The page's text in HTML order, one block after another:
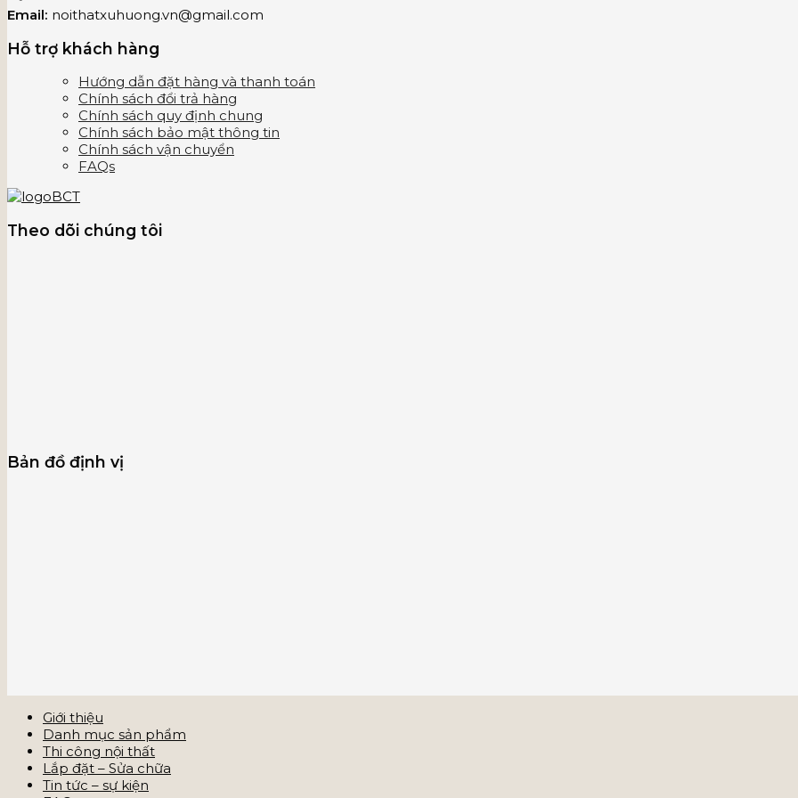
Email: noithatxuhuong.vn@gmail.com
Hỗ trợ khách hàng
Hướng dẫn đặt hàng và thanh toán
Chính sách đổi trả hàng
Chính sách quy định chung
Chính sách bảo mật thông tin
Chính sách vận chuyển
FAQs
Theo dõi chúng tôi
Bản đồ định vị
Giới thiệu
Danh mục sản phẩm
Thi công nội thất
Lắp đặt – Sửa chữa
Tin tức – sự kiện